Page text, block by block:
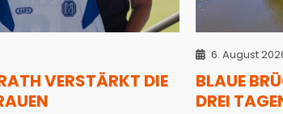
VERSTÄRKT DIE
6. August
BLAUE
DREI